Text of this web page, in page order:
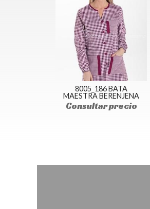
8005_186 BATA
MAESTRA BERENJENA
Consultar precio